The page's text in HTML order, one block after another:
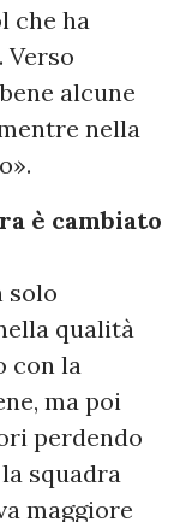
che ha
Verso
alcune
nella
è cambiato
solo
qualità
con la
ma poi
perdendo
squadra
maggiore